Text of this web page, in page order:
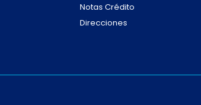
Notas Crédito
Direcciones